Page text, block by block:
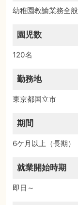
幼稚園教諭業務全般
園児数
120名
勤務地
東京都国立市
期間
6ケ月以上（長期）
就業開始時期
即日～